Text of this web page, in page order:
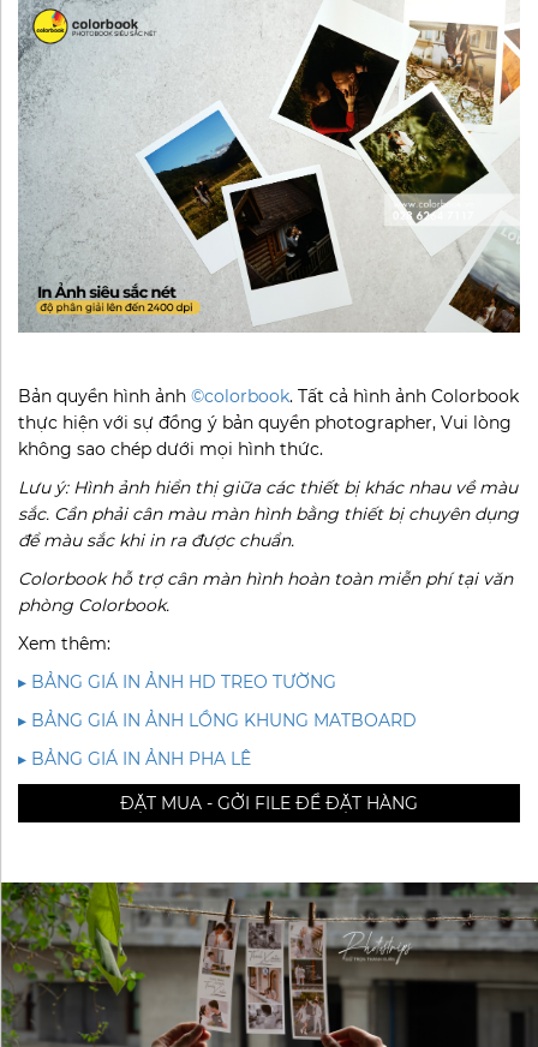
Bản quyền hình ảnh ©colorbook. Tất cả hình ảnh Colorbook
thực hiện với sự đồng ý bản quyền photographer, Vui lòng
không sao chép dưới mọi hình thức.
Lưu ý: Hình ảnh hiển thị giữa các thiết bị khác nhau về màu
sắc. Cần phải cân màu màn hình bằng thiết bị chuyên dụng
để màu sắc khi in ra được chuẩn.
Colorbook hỗ trợ cân màn hình hoàn toàn miễn phí tại văn
phòng Colorbook.
Xem thêm:
▸ BẢNG GIÁ IN ẢNH HD TREO TƯỜNG
▸ BẢNG GIÁ IN ẢNH LỒNG KHUNG MATBOARD
▸ BẢNG GIÁ IN ẢNH PHA LÊ
ĐẶT MUA - GỞI FILE ĐỂ ĐẶT HÀNG